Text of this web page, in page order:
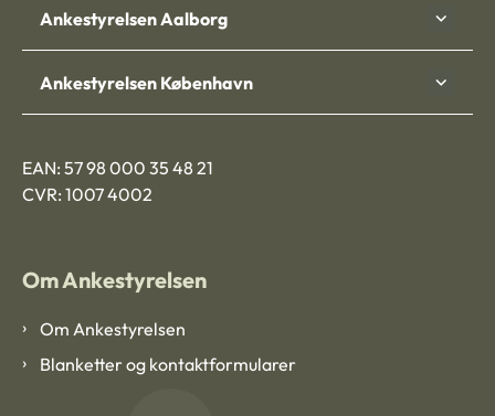
Ankestyrelsen Aalborg
Ankestyrelsen København
EAN: 57 98 000 35 48 21
CVR: 1007 4002
Om Ankestyrelsen
Om Ankestyrelsen
Blanketter og kontaktformularer